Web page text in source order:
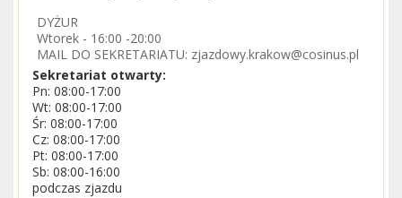
DYŻUR
Wtorek - 16:00 -20:00
MAIL DO SEKRETARIATU: zjazdowy.krakow@cosinus.pl
Sekretariat otwarty:
Pn: 08:00-17:00
Wt: 08:00-17:00
Śr: 08:00-17:00
Cz: 08:00-17:00
Pt: 08:00-17:00
Sb: 08:00-16:00
podczas zjazdu